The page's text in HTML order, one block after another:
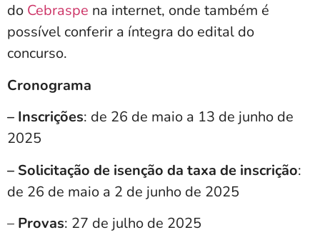
do Cebraspe na internet, onde também é
possível conferir a íntegra do edital do
concurso.
Cronograma
– Inscrições: de 26 de maio a 13 de junho de
2025
– Solicitação de isenção da taxa de inscrição:
de 26 de maio a 2 de junho de 2025
– Provas: 27 de julho de 2025